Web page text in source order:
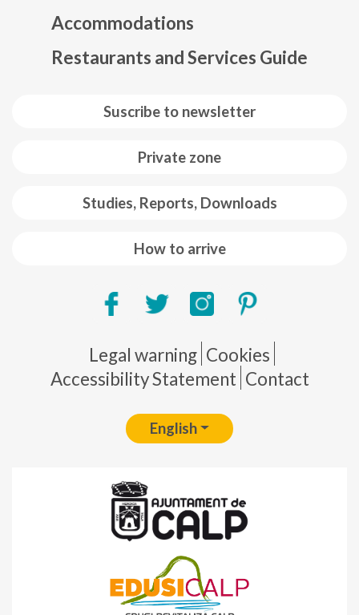
Suscribe to newsletter
Private zone
Studies, Reports, Downloads
How to arrive
Accommodations
Restaurants and Services Guide
Pie de página
Legal warning Cookies
Accessibility Statement Contact
English